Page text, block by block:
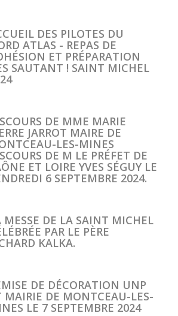
DES PILOTES DU
ATLAS - REPAS DE
ET PRÉPARATION
SAUTANT ! SAINT MICHEL
DE MME MARIE
JARROT MAIRE DE
LES-MINES
DE M LE PRÉFET DE
ET LOIRE YVES SÉGUY LE
6 SEPTEMBRE 2024.
MESSE DE LA SAINT MICHEL
PAR LE PÈRE
KALKA.
DE DÉCORATION UNP
MAIRIE DE MONTCEAU-LES-
LE 7 SEPTEMBRE 2024